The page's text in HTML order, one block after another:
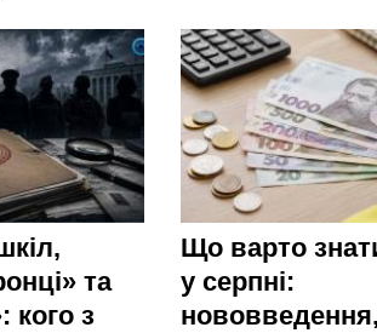
та
кого з
Що варто
у серпні: